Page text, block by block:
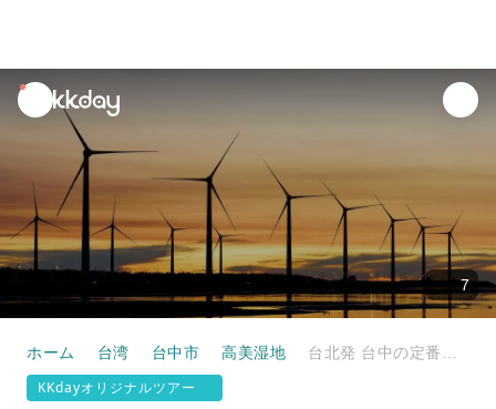
unread
notifications
7
ホーム 台湾 台中市 高美湿地
KKdayオリジナルツアー